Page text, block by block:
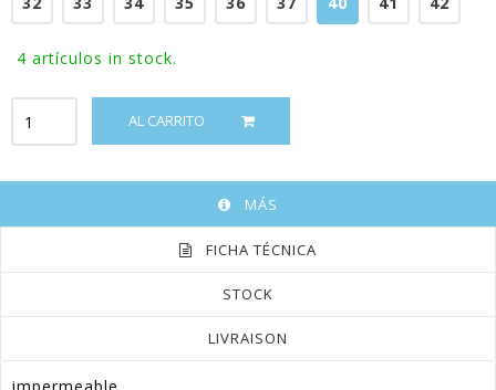
4 artículos in stock.
AL CARRITO
MÁS
FICHA TÉCNICA
STOCK
LIVRAISON
impermeable